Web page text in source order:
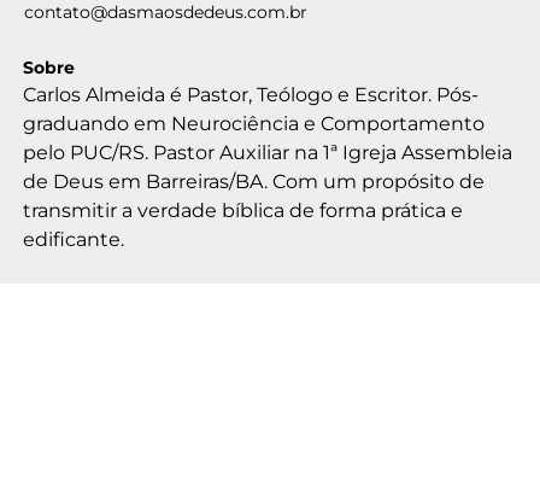
contato@dasmaosdedeus.com.br
Sobre
Carlos Almeida é Pastor, Teólogo e Escritor. Pós-
graduando em Neurociência e Comportamento
pelo PUC/RS. Pastor Auxiliar na 1ª Igreja Assembleia
de Deus em Barreiras/BA. Com um propósito de
transmitir a verdade bíblica de forma prática e
edificante.